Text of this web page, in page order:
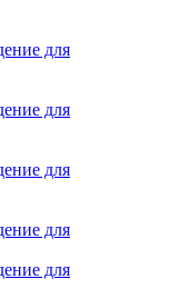
для
для
для
для
для